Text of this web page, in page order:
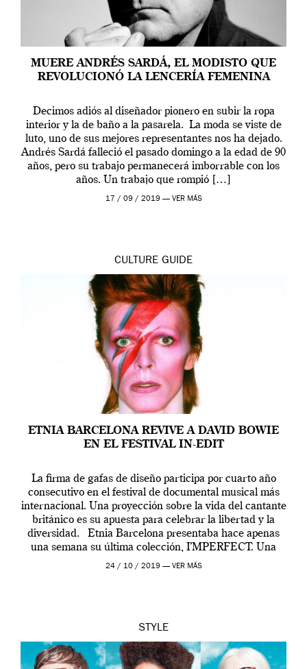
MUERE ANDRÉS SARDÁ, EL MODISTO QUE
REVOLUCIONÓ LA LENCERÍA FEMENINA
Decimos adiós al diseñador pionero en subir la ropa
interior y la de baño a la pasarela. La moda se viste de
luto, uno de sus mejores representantes nos ha dejado.
Andrés Sardá falleció el pasado domingo a la edad de 90
años, pero su trabajo permanecerá imborrable con los
años. Un trabajo que rompió […]
17 / 09 / 2019 — VER MÁS
CULTURE GUIDE
ETNIA BARCELONA REVIVE A DAVID BOWIE
EN EL FESTIVAL IN-EDIT
La firma de gafas de diseño participa por cuarto año
consecutivo en el festival de documental musical más
internacional. Una proyección sobre la vida del cantante
británico es su apuesta para celebrar la libertad y la
diversidad. Etnia Barcelona presentaba hace apenas
una semana su última colección, I’MPERFECT. Una
alegoría del valor y la […]
24 / 10 / 2019 — VER MÁS
STYLE